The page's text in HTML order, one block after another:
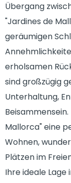
Übergang
"Jardines de
geräumigen
erholsamen
sind großzügig
Unterhaltung,
Mallorca" eine
Wohnen,
Plätzen im
Ihre ideale Lage